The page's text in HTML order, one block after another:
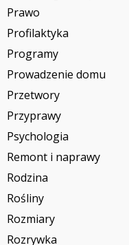
Prawo
Profilaktyka
Programy
Prowadzenie domu
Przetwory
Przyprawy
Psychologia
Remont i naprawy
Rodzina
Rośliny
Rozmiary
Rozrywka